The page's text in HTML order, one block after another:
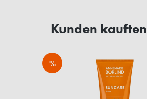
Kunden
%